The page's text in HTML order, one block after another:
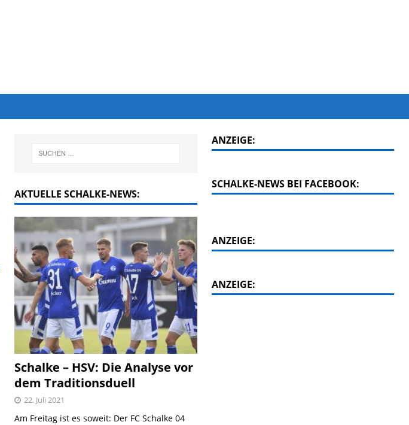
AKTUELLE SCHALKE-NEWS:
Schalke – HSV: Die Analyse vor
dem Traditionsduell
22. Juli 2021
Am Freitag ist es soweit: Der FC Schalke 04
ANZEIGE:
SCHALKE-NEWS BEI FACEBOOK:
ANZEIGE:
ANZEIGE: